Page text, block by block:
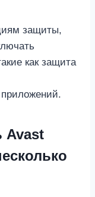
защиты,
как защита
приложений.
Avast